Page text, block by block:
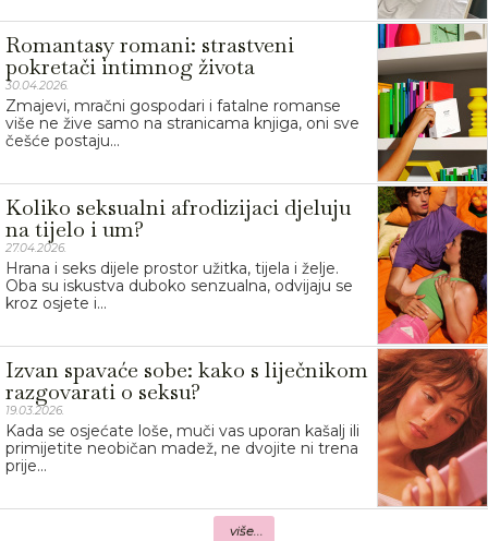
Romantasy romani: strastveni
pokretači intimnog života
30.04.2026.
Zmajevi, mračni gospodari i fatalne romanse
više ne žive samo na stranicama knjiga, oni sve
češće postaju...
Koliko seksualni afrodizijaci djeluju
na tijelo i um?
27.04.2026.
Hrana i seks dijele prostor užitka, tijela i želje.
Oba su iskustva duboko senzualna, odvijaju se
kroz osjete i...
Izvan spavaće sobe: kako s liječnikom
razgovarati o seksu?
19.03.2026.
Kada se osjećate loše, muči vas uporan kašalj ili
primijetite neobičan madež, ne dvojite ni trena
prije...
više...